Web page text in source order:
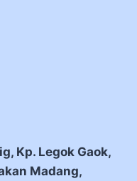
Kp. Legok Gaok,
Madang,